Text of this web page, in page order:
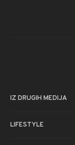
IZ DRUGIH MEDIJA
LIFESTYLE